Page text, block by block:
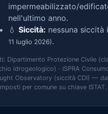
impermeabilizzato/
nell'ultimo anno.
💧 Siccità: nessuna siccità
11 luglio 2026).
Dipartimento Protezione Civile
idrogeologico) · ISPRA
Observatory (siccità CDI) —
per comune su chiave ISTAT.